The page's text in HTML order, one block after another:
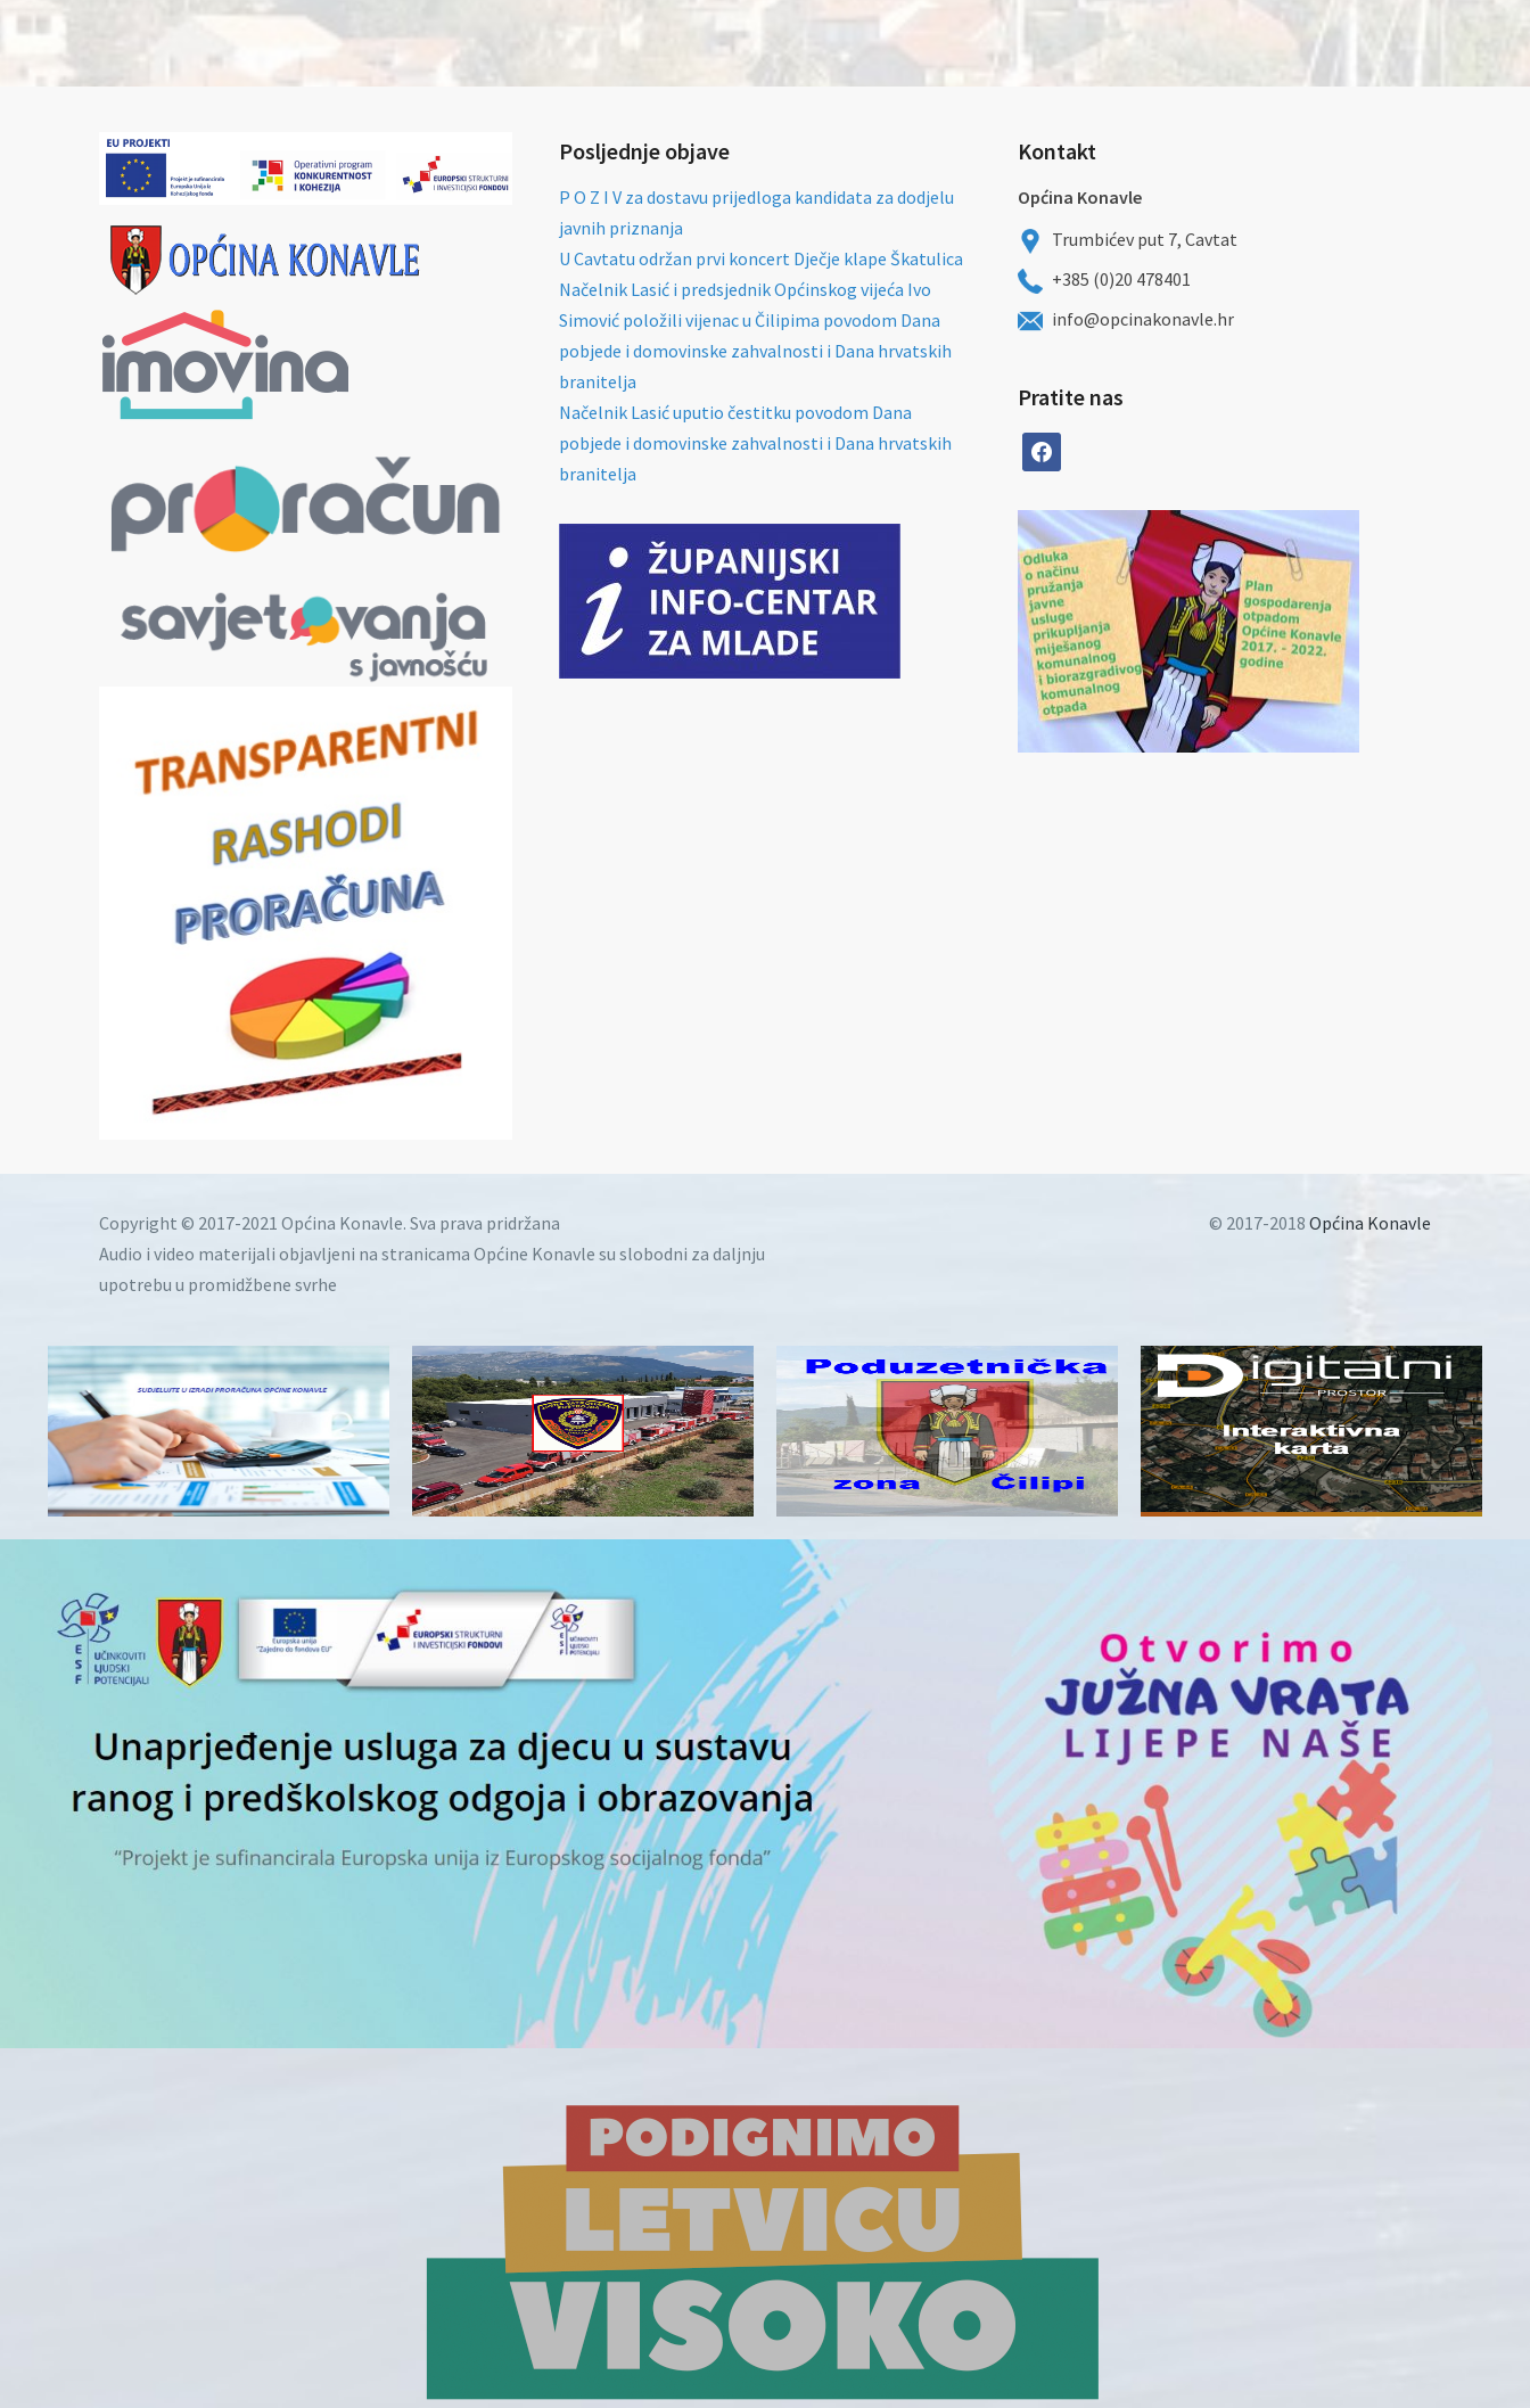
Posljednje objave
P O Z I V za dostavu prijedloga kandidata za dodjelu
javnih priznanja
U Cavtatu održan prvi koncert Dječje klape Škatulica
Načelnik Lasić i predsjednik Općinskog vijeća Ivo
Simović položili vijenac u Čilipima povodom Dana
pobjede i domovinske zahvalnosti i Dana hrvatskih
branitelja
Načelnik Lasić uputio čestitku povodom Dana
pobjede i domovinske zahvalnosti i Dana hrvatskih
branitelja
Kontakt
Općina Konavle
Trumbićev put 7, Cavtat
+385 (0)20 478401
info@opcinakonavle.hr
Pratite nas
facebook
Copyright © 2017-2021 Općina Konavle. Sva prava pridržana
Audio i video materijali objavljeni na stranicama Općine Konavle su slobodni za daljnju
upotrebu u promidžbene svrhe
© 2017-2018 Općina Konavle